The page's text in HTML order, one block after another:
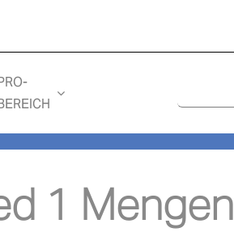
1 Mengen